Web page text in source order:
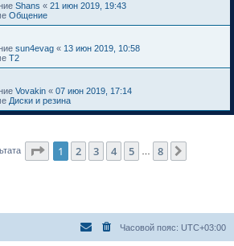
Shans « 21 июн 2019, 19:43
Общение
sun4evag « 13 июн 2019, 10:58
T2
Vovakin « 07 июн 2019, 17:14
Диски и резина
Страница из
1 2 3 4 5 8
Часовой пояс: UTC+03:00